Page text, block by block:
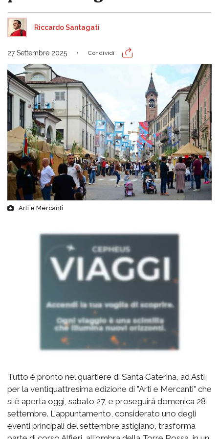
Riccardo Santagati
27 Settembre 2025 Condividi
Arti e Mercanti
Tutto è pronto nel quartiere di Santa Caterina, ad Asti,
per la ventiquattresima edizione di "Arti e Mercanti" che
si è aperta oggi, sabato 27, e proseguirà domenica 28
settembre. L'appuntamento, considerato uno degli
eventi principali del settembre astigiano, trasforma